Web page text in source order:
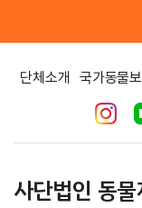
단체소개 국가동물
사단법인 동